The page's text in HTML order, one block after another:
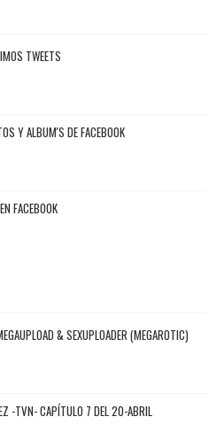
TWEETS
Y ALBUM'S DE FACEBOOK
FACEBOOK
& SEXUPLOADER (MEGAROTIC)
-TVN- CAPÍTULO 7 DEL 20-ABRIL